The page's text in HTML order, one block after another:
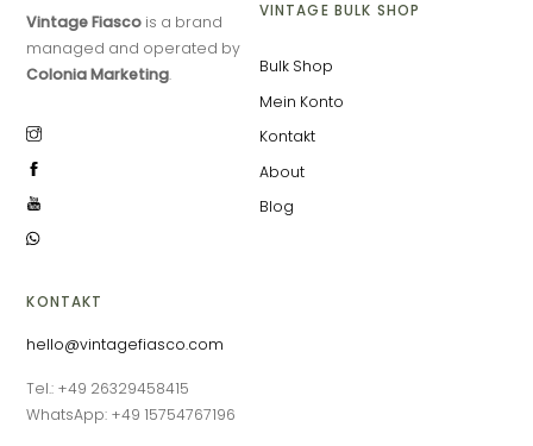
Vintage Fiasco is a brand
managed and operated by
Colonia Marketing.
KONTAKT
hello@vintagefiasco.com
Tel.: +49 26329458415
WhatsApp: +49 15754767196
VINTAGE BULK SHOP
Bulk Shop
Mein Konto
Kontakt
About
Blog